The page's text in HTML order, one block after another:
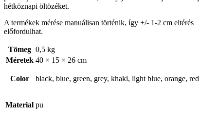
hétköznapi öltözéket.
A termékek mérése manuálisan történik, így +/- 1-2 cm eltérés
előfordulhat.
Tömeg 0,5 kg
Méretek 40 × 15 × 26 cm
Color black, blue, green, grey, khaki, light blue, orange, red
Material pu